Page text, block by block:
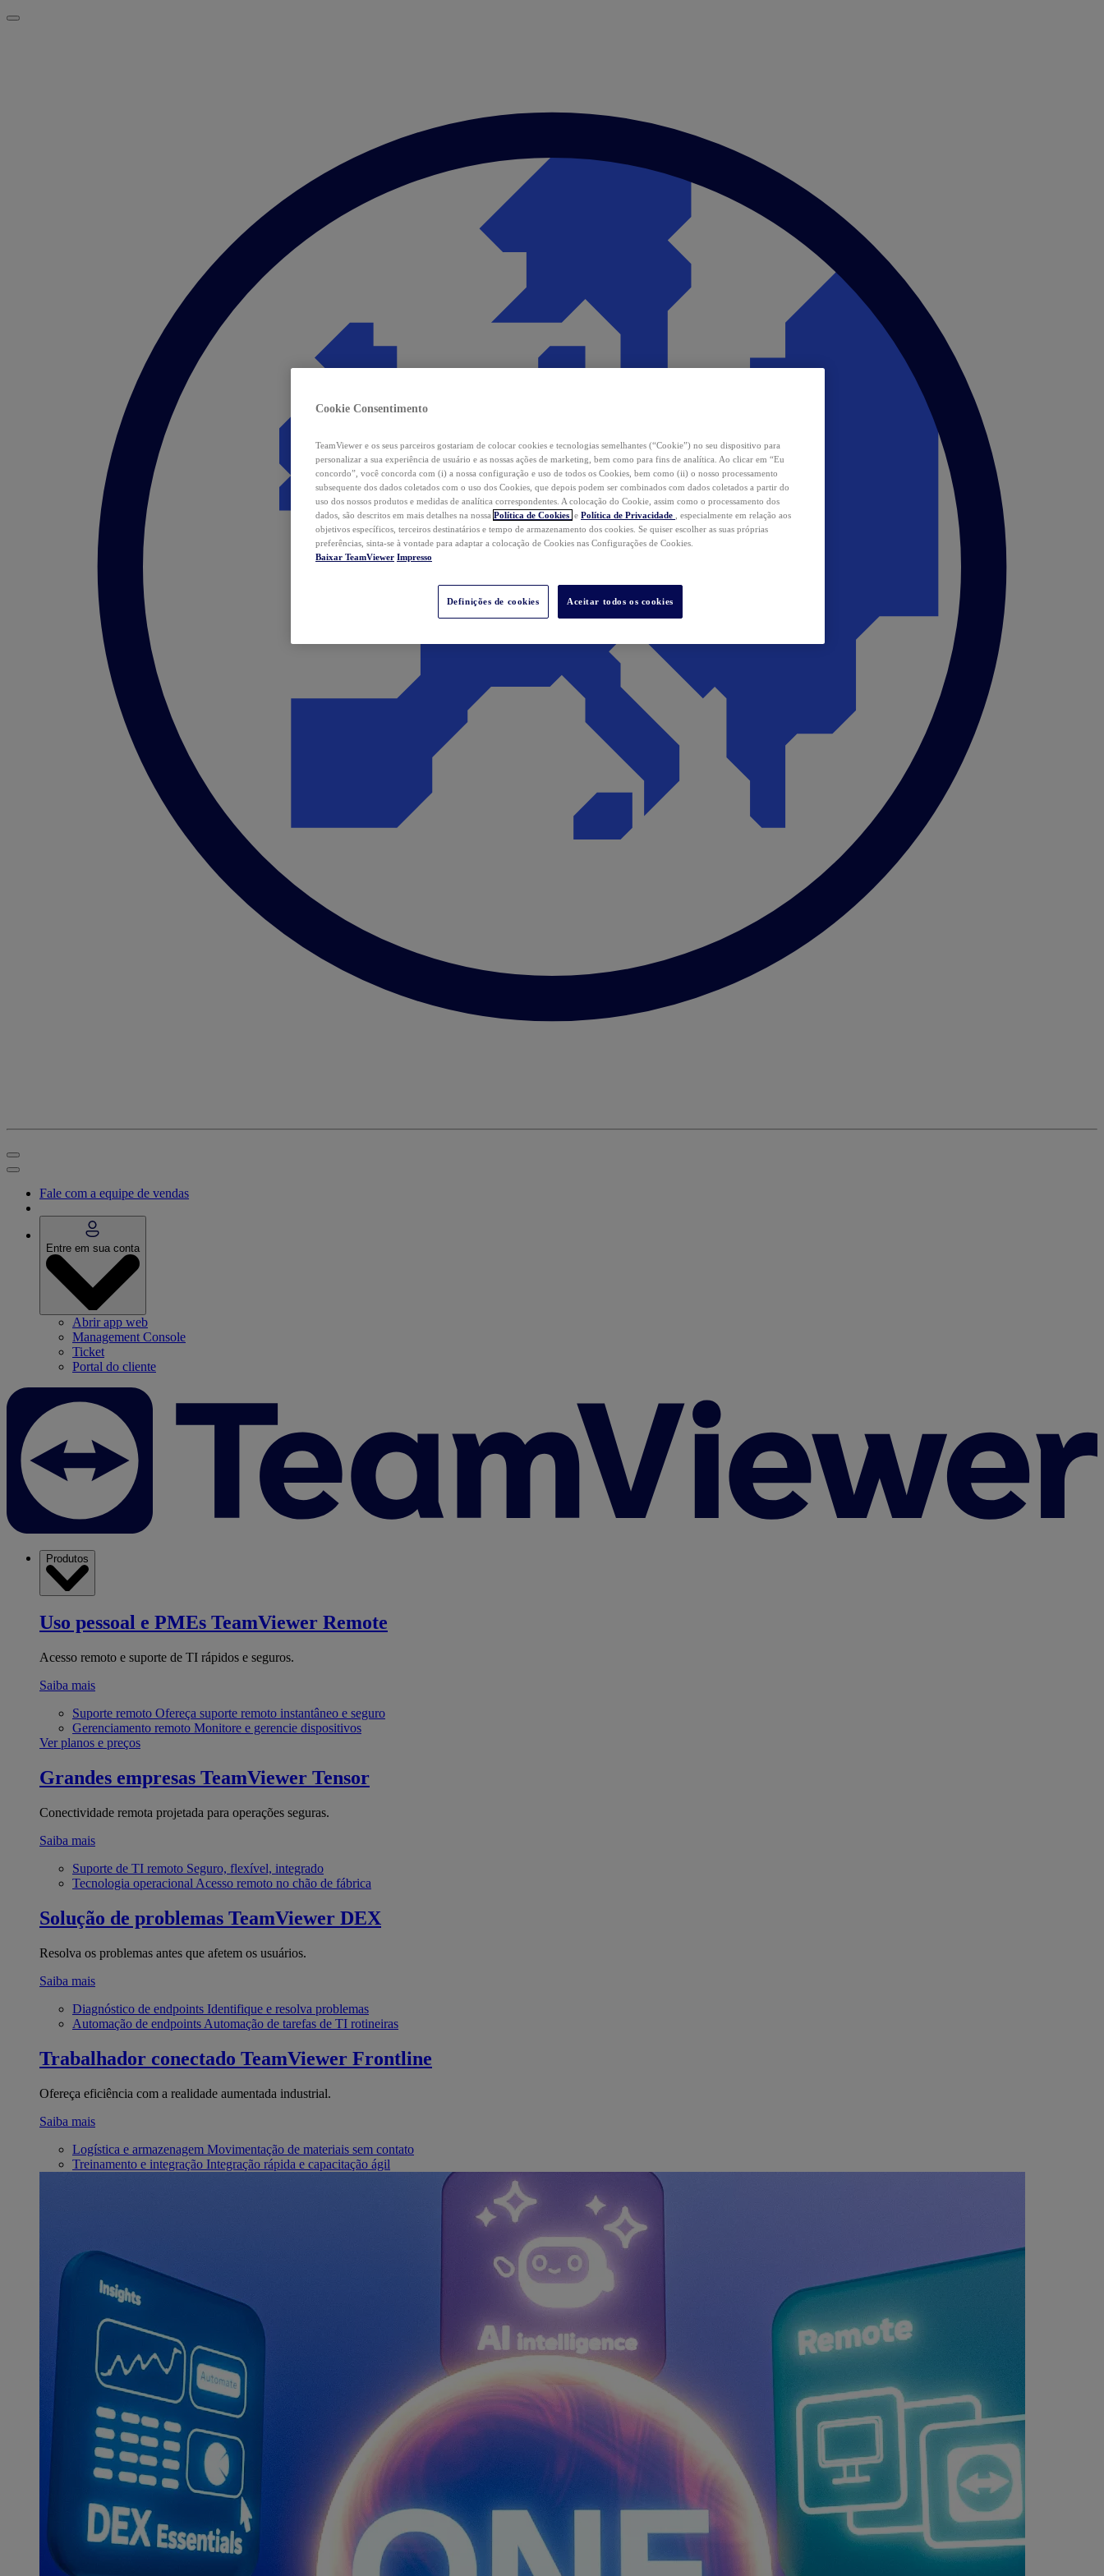
Fale com a equipe de vendas
Entre em sua conta
Abrir app web
Management Console
Ticket
Portal do cliente
Produtos
Uso pessoal e PMEs TeamViewer Remote
Acesso remoto e suporte de TI rápidos e seguros.
Saiba mais
Suporte remoto Ofereça suporte remoto instantâneo e seguro
Gerenciamento remoto Monitore e gerencie dispositivos
Ver planos e preços
Grandes empresas TeamViewer Tensor
Conectividade remota projetada para operações seguras.
Saiba mais
Suporte de TI remoto Seguro, flexível, integrado
Tecnologia operacional Acesso remoto no chão de fábrica
Solução de problemas TeamViewer DEX
Resolva os problemas antes que afetem os usuários.
Saiba mais
Diagnóstico de endpoints Identifique e resolva problemas
Automação de endpoints Automação de tarefas de TI rotineiras
Trabalhador conectado TeamViewer Frontline
Ofereça eficiência com a realidade aumentada industrial.
Saiba mais
Logística e armazenagem Movimentação de materiais sem contato
Treinamento e integração Integração rápida e capacitação ágil
Cookie Consentimento
TeamViewer e os seus parceiros gostariam de colocar cookies e tecnologias semelhantes (“Cookie”) no seu dispositivo para
personalizar a sua experiência de usuário e as nossas ações de marketing, bem como para fins de analítica. Ao clicar em “Eu
concordo”, você concorda com (i) a nossa configuração e uso de todos os Cookies, bem como (ii) o nosso processamento
subsequente dos dados coletados com o uso dos Cookies, que depois podem ser combinados com dados coletados a partir do
uso dos nossos produtos e medidas de analítica correspondentes. A colocação do Cookie, assim como o processamento dos
dados, são descritos em mais detalhes na nossa Política de Cookies e Política de Privacidade
, especialmente em relação aos
objetivos específicos, terceiros destinatários e tempo de armazenamento dos cookies. Se quiser escolher as suas próprias
preferências, sinta-se à vontade para adaptar a colocação de Cookies nas Configurações de Cookies.
Baixar TeamViewer Impresso
Definições de cookies Aceitar todos os cookies